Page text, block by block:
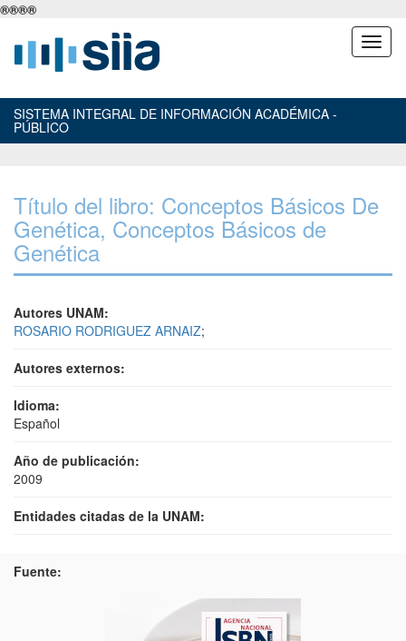
®®®®
SISTEMA INTEGRAL DE INFORMACIÓN ACADÉMICA -
PÚBLICO
Título del libro: Conceptos Básicos De
Genética, Conceptos Básicos de
Genética
Autores UNAM:
ROSARIO RODRIGUEZ ARNAIZ;
Autores externos:
Idioma:
Español
Año de publicación:
2009
Entidades citadas de la UNAM:
Fuente: